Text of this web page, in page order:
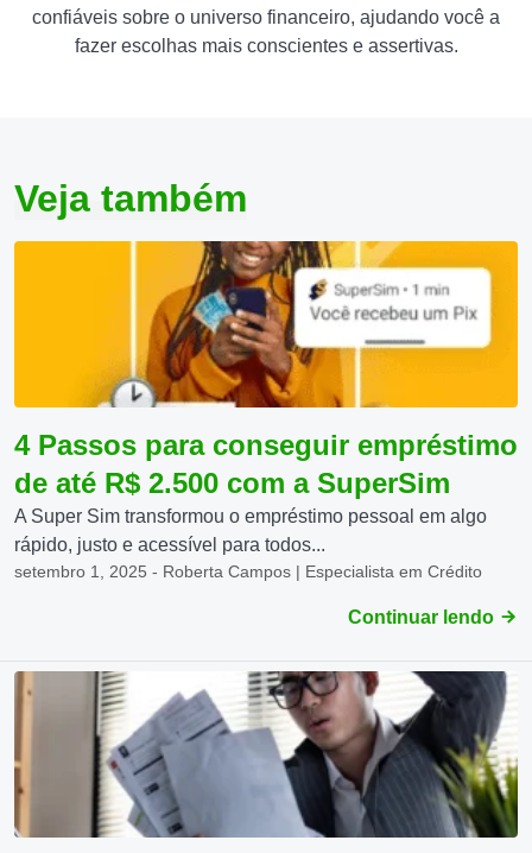
confiáveis sobre o universo financeiro, ajudando você a
fazer escolhas mais conscientes e assertivas.
Veja também
4 Passos para conseguir empréstimo
de até R$ 2.500 com a SuperSim
A Super Sim transformou o empréstimo pessoal em algo
rápido, justo e acessível para todos...
setembro 1, 2025 - Roberta Campos | Especialista em Crédito
Continuar lendo